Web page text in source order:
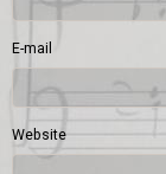
E-mail
Website